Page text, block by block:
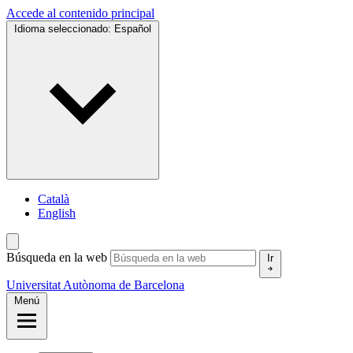
Accede al contenido principal
Idioma seleccionado: Español
Català
English
Búsqueda en la web Ir
Universitat Autònoma de Barcelona
Menú